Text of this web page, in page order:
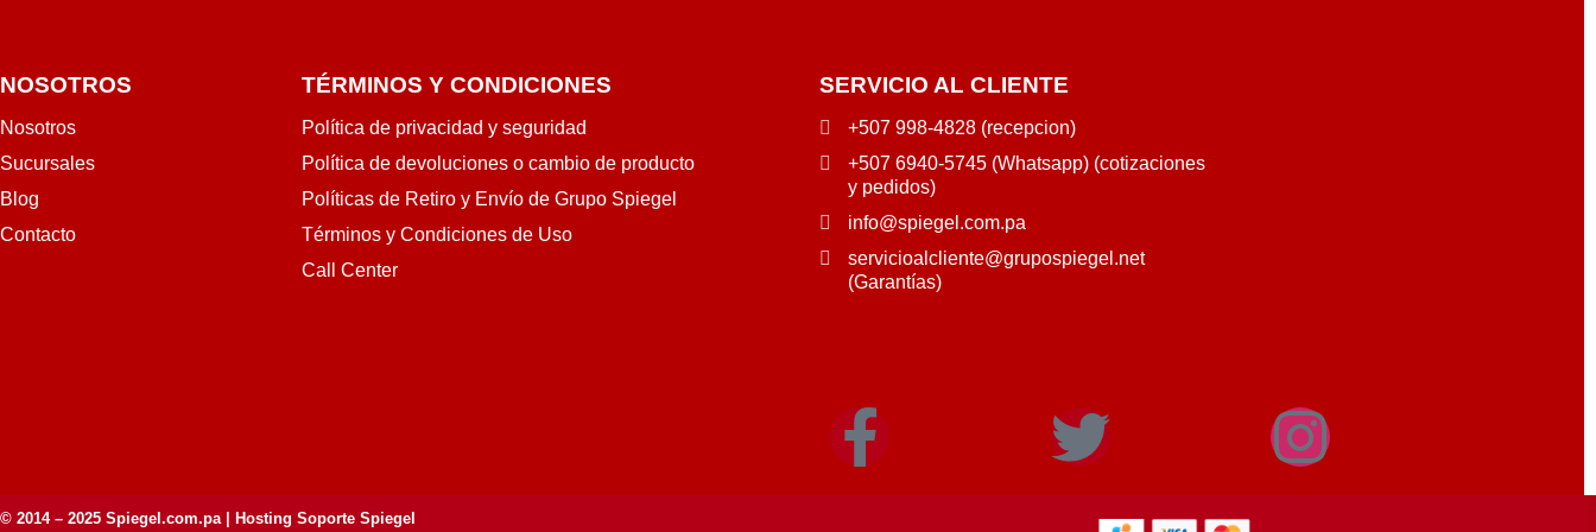
NOSOTROS
Nosotros
Sucursales
Blog
Contacto
TÉRMINOS Y CONDICIONES
Política de privacidad y seguridad
Política de devoluciones o cambio de producto
Políticas de Retiro y Envío de Grupo Spiegel
Términos y Condiciones de Uso
Call Center
SERVICIO AL CLIENTE
+507 998-4828 (recepcion)
+507 6940-5745 (Whatsapp) (cotizaciones
y pedidos)
info@spiegel.com.pa
servicioalcliente@grupospiegel.net
(Garantías)
© 2014 – 2025 Spiegel.com.pa| Hosting Soporte Spiegel